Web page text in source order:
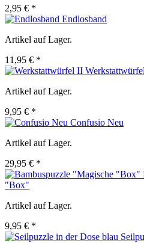
2,95 € *
Endlosband
Artikel auf Lager.
11,95 € *
Artikel auf Lager.
9,95 € *
Confusio Neu
Artikel auf Lager.
29,95 € *
"Box"
Artikel auf Lager.
9,95 € *